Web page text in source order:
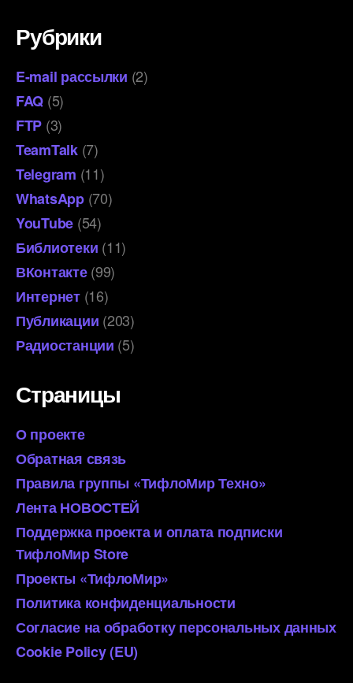
Рубрики
E-mail рассылки (2)
FAQ (5)
FTP (3)
TeamTalk(7)
Telegram (11)
WhatsApp(70)
YouTube (54)
Библиотеки (11)
ВКонтакте(99)
Интернет(16)
Публикации (203)
Радиостанции (5)
Страницы
О проекте
Обратная связь
Правила группы «ТифлоМир Техно»
Лента НОВОСТЕЙ
Поддержка проекта и оплата подписки
ТифлоМир Store
Проекты «ТифлоМир»
Политика конфиденциальности
Согласие на обработку персональных данных
Cookie Policy (EU)